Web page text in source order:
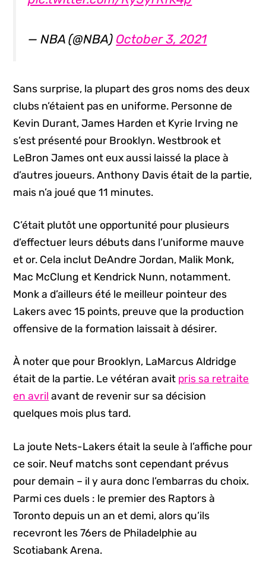
— NBA (@NBA) October 3, 2021
Sans surprise, la plupart des gros noms des deux
clubs n’étaient pas en uniforme. Personne de
Kevin Durant, James Harden et Kyrie Irving ne
s’est présenté pour Brooklyn. Westbrook et
LeBron James ont eux aussi laissé la place à
d’autres joueurs. Anthony Davis était de la partie,
mais n’a joué que 11 minutes.
C’était plutôt une opportunité pour plusieurs
d’effectuer leurs débuts dans l’uniforme mauve
et or. Cela inclut DeAndre Jordan, Malik Monk,
Mac McClung et Kendrick Nunn, notamment.
Monk a d’ailleurs été le meilleur pointeur des
Lakers avec 15 points, preuve que la production
offensive de la formation laissait à désirer.
À noter que pour Brooklyn, LaMarcus Aldridge
était de la partie. Le vétéran avait pris sa retraite
en avril avant de revenir sur sa décision
quelques mois plus tard.
La joute Nets-Lakers était la seule à l’affiche pour
ce soir. Neuf matchs sont cependant prévus
pour demain – il y aura donc l’embarras du choix.
Parmi ces duels : le premier des Raptors à
Toronto depuis un an et demi, alors qu’ils
recevront les 76ers de Philadelphie au
Scotiabank Arena.